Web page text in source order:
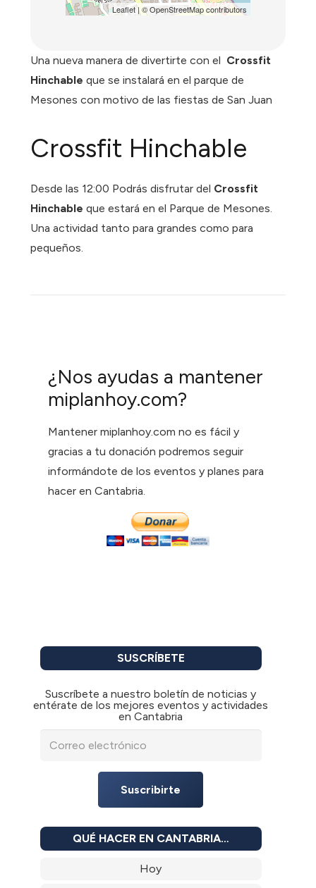
Leaflet| ©OpenStreetMapcontributors
Una nueva manera de divertirte con el Crossfit
Hinchable que se instalará en el parque de
Mesones con motivo de las fiestas de San Juan
Crossfit Hinchable
Desde las 12:00 Podrás disfrutar del Crossfit
Hinchable que estará en el Parque de Mesones.
Una actividad tanto para grandes como para
pequeños.
¿Nos ayudas a mantener
miplanhoy.com?
Mantener miplanhoy.com no es fácil y
gracias a tu donación podremos seguir
informándote de los eventos y planes para
hacer en Cantabria.
SUSCRÍBETE
Suscríbete a nuestro boletín de noticias y
entérate de los mejores eventos y actividades
en Cantabria
Suscribirte
QUÉ HACER EN CANTABRIA…
Hoy